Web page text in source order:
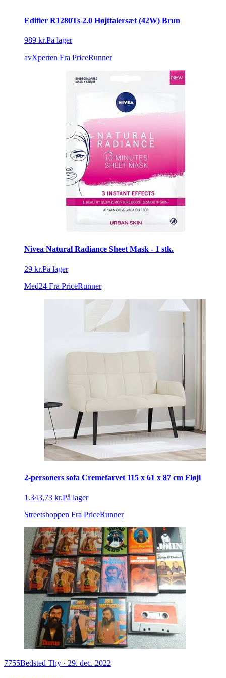
Edifier R1280Ts 2.0 Højttalersæt (42W) Brun
989 kr.På lager
avXperten Fra PriceRunner
Nivea Natural Radiance Sheet Mask - 1 stk.
29 kr.På lager
Med24 Fra PriceRunner
2-personers sofa Cremefarvet 115 x 61 x 87 cm Fløjl
1.343,73 kr.På lager
Streetshoppen Fra PriceRunner
7755Bedsted Thy · 29. dec. 2022